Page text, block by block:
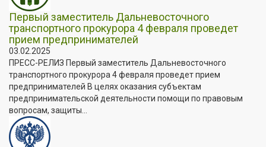
Первый заместитель Дальневосточного
транспортного прокурора 4 февраля проведет
прием предпринимателей
03.02.2025
ПРЕСС-РЕЛИЗ Первый заместитель Дальневосточного
транспортного прокурора 4 февраля проведет прием
предпринимателей В целях оказания субъектам
предпринимательской деятельности помощи по правовым
вопросам, защиты...